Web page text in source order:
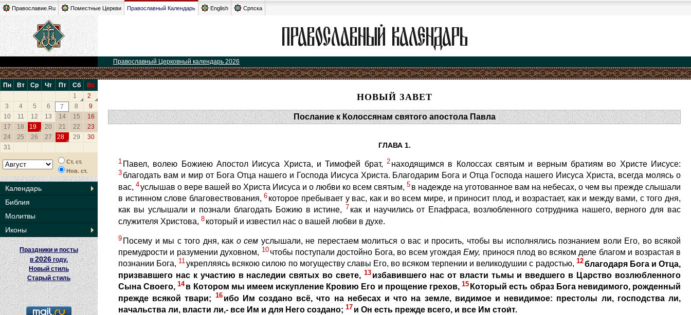
Православие.Ru Поместные Церкви Православный Календарь English Српска
Православный Церковный календарь 2026
Пн Вт Ср Чт Пт Сб
Вс
1
2
3
4 5 6 7 8
9
10
11 12 13 14 15
16
17
18 19 20 21 22
23
24
25 26 27 28 29
30
31
Ст. ст.
Нов. ст.
Календарь
Библия
Молитвы
Иконы
Праздники и посты
в2026 году.
Новый стиль
Старый стиль
НОВЫЙ ЗАВЕТ
Послание к Колоссянам святого апостола Павла
ГЛАВА 1.
1 Павел, волею Божиею Апостол Иисуса Христа, и Тимофей брат, 2 находящимся в Колоссах святым и верным братиям во Христе Иисусе:
3 благодать вам и мир от Бога Отца нашего и Господа Иисуса Христа. Благодарим Бога и Отца Господа нашего Иисуса Христа, всегда молясь о
вас, 4услышав о вере вашей во Христа Иисуса и о любви ко всем святым, 5 в надежде на уготованное вам на небесах, о чем вы прежде слышали
в истинном слове благовествования,6 которое пребывает у вас, как и во всем мире, и приносит плод, и возрастает, как и между вами, с того дня,
как вы услышали и познали благодать Божию в истине, 7 как и научились от Епафраса, возлюбленного сотрудника нашего, верного для вас
служителя Христова, 8 который и известил нас о вашей любви в духе.
9 Посему и мы с того дня, как о сем услышали, не перестаем молиться о вас и просить, чтобы вы исполнялись познанием воли Его, во всякой
премудрости и разумении духовном, 10 чтобы поступали достойно Бога, во всем угождаяЕму, принося плод во всяком деле благом и возрастая в
познании Бога, 11укрепляясь всякою силою по могуществу славы Его, во всяком терпении и великодушии с радостью, 12благодаря Бога и Отца,
призвавшего нас к участию в наследии святых во свете, 13 избавившего нас от власти тьмы и введшего в Царство возлюбленного
Сына Своего, 14в Котором мы имеем искупление Кровию Его и прощение грехов, 15 Который есть образ Бога невидимого, рожденный
прежде всякой твари; 16 ибо Им создано всё, что на небесах и что на земле, видимое и невидимое: престолы ли, господства ли,
начальства ли, власти ли,- все Им и для Него создано; 17 и Он есть прежде всего, и все Им стои́т.